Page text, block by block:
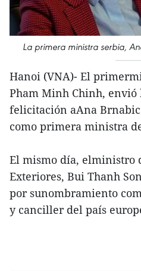
La primera ministra serbia,
Hanoi (VNA)- El
Pham Minh Chinh, envió
felicitación aAna
como primera ministra
El mismo día, elministro
Exteriores, Bui Thanh
por sunombramiento
y canciller del país